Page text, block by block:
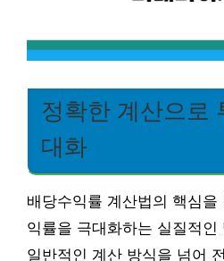
정확한 계산으로
대화
배당수익률 계산법의 핵심
익률을 극대화하는 실질적
일반적인 계산 방식을 넘어